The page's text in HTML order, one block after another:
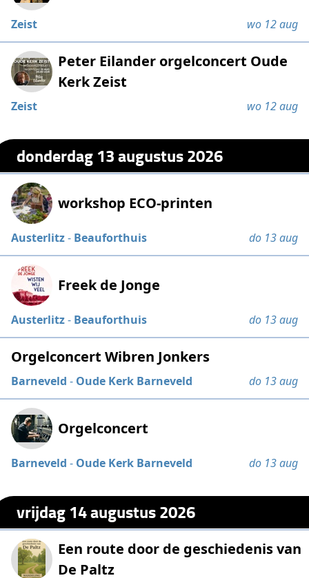
Zeist wo 12 aug
Peter Eilander orgelconcert Oude
Kerk Zeist
Zeist wo 12 aug
donderdag 13 augustus 2026
workshop ECO-printen
Austerlitz- Beauforthuis do 13 aug
Freek de Jonge
Austerlitz- Beauforthuis do 13 aug
Orgelconcert Wibren Jonkers
Barneveld - Oude Kerk Barneveld do 13 aug
Orgelconcert
Barneveld - Oude Kerk Barneveld do 13 aug
vrijdag 14 augustus 2026
Een route door de geschiedenis van
De Paltz